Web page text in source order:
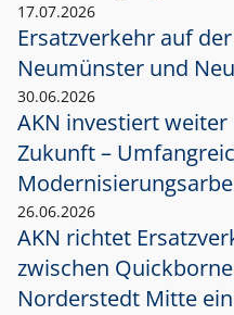
17.07.2026
Ersatzverkehr auf
Neumünster und
30.06.2026
AKN investiert
Zukunft –
26.06.2026
AKN richtet
zwischen
Norderstedt Mitte ein